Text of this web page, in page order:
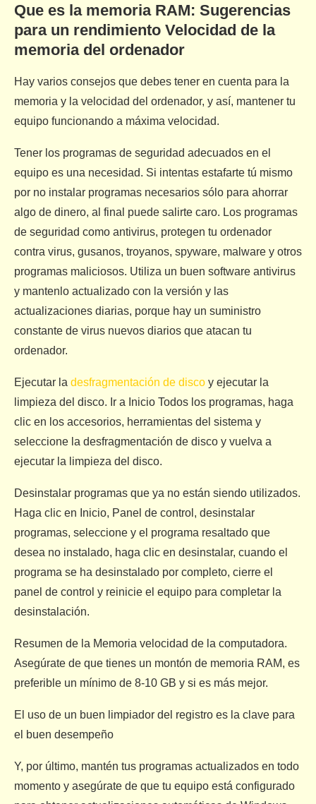
Que es la memoria RAM: Sugerencias
para un rendimiento Velocidad de la
memoria del ordenador
Hay varios consejos que debes tener en cuenta para la
memoria y la velocidad del ordenador, y así, mantener tu
equipo funcionando a máxima velocidad.
Tener los programas de seguridad adecuados en el
equipo es una necesidad. Si intentas estafarte tú mismo
por no instalar programas necesarios sólo para ahorrar
algo de dinero, al final puede salirte caro. Los programas
de seguridad como antivirus, protegen tu ordenador
contra virus, gusanos, troyanos, spyware, malware y otros
programas maliciosos. Utiliza un buen software antivirus
y mantenlo actualizado con la versión y las
actualizaciones diarias, porque hay un suministro
constante de virus nuevos diarios que atacan tu
ordenador.
Ejecutar la desfragmentación de disco y ejecutar la
limpieza del disco. Ir a Inicio Todos los programas, haga
clic en los accesorios, herramientas del sistema y
seleccione la desfragmentación de disco y vuelva a
ejecutar la limpieza del disco.
Desinstalar programas que ya no están siendo utilizados.
Haga clic en Inicio, Panel de control, desinstalar
programas, seleccione y el programa resaltado que
desea no instalado, haga clic en desinstalar, cuando el
programa se ha desinstalado por completo, cierre el
panel de control y reinicie el equipo para completar la
desinstalación.
Resumen de la Memoria velocidad de la computadora.
Asegúrate de que tienes un montón de memoria RAM, es
preferible un mínimo de 8-10 GB y si es más mejor.
El uso de un buen limpiador del registro es la clave para
el buen desempeño
Y, por último, mantén tus programas actualizados en todo
momento y asegúrate de que tu equipo está configurado